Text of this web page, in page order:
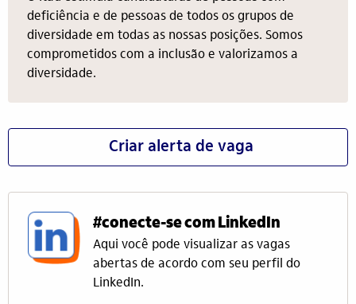
deficiência e de pessoas de todos os grupos de
diversidade em todas as nossas posições. Somos
comprometidos com a inclusão e valorizamos a
diversidade.
Criar alerta de vaga
#conecte-se com LinkedIn
Aqui você pode visualizar as vagas
abertas de acordo com seu perfil do
LinkedIn.